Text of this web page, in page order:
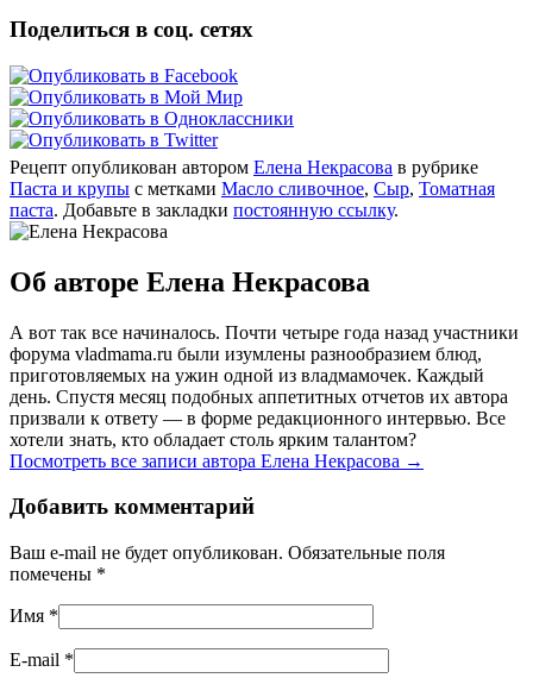
Поделиться в соц. сетях
Рецепт опубликован автором Елена Некрасова в рубрике
Паста и крупы с метками Масло сливочное, Сыр, Томатная
паста. Добавьте в закладки постоянную ссылку.
Об авторе Елена Некрасова
А вот так все начиналось. Почти четыре года назад участники
форума vladmama.ru были изумлены разнообразием блюд,
приготовляемых на ужин одной из владмамочек. Каждый
день. Спустя месяц подобных аппетитных отчетов их автора
призвали к ответу — в форме редакционного интервью. Все
хотели знать, кто обладает столь ярким талантом?
Посмотреть все записи автора Елена Некрасова →
Добавить комментарий
Ваш e-mail не будет опубликован. Обязательные поля
помечены *
Имя *
E-mail *